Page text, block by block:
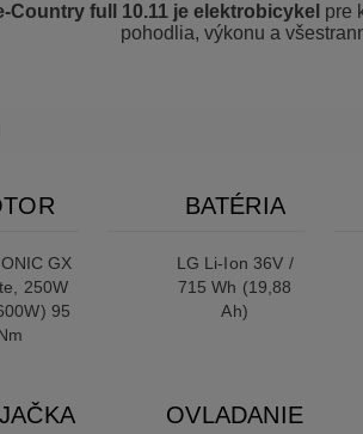
Country full 10.11 je elektrobicykel pre
pohodlia, výkonu a
GX
250W
95
BATÉRIA
LG Li-Ion 36V /
715 Wh (19,88
Ah)
OVLADANIE